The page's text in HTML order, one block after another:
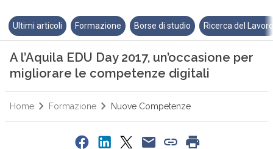
Ultimi articoli Formazione Borse di studio Ricerca del
A l’Aquila EDU Day 2017, un’occasione per
migliorare le competenze digitali
Home Formazione Nuove Competenze